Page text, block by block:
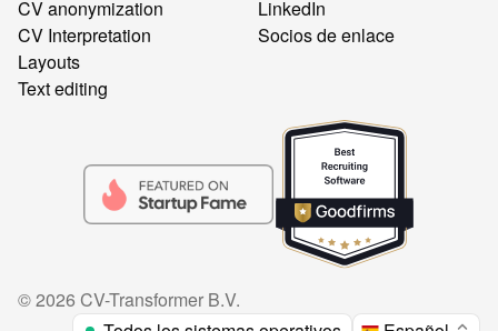
CV anonymization
CV Interpretation
Layouts
Text editing
LinkedIn
Socios de enlace
©2026 CV-Transformer B.V.